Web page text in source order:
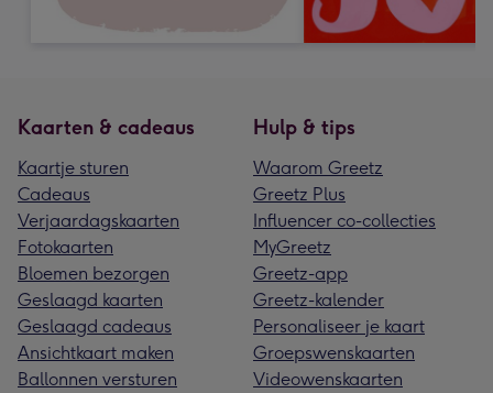
Kaarten & cadeaus
Kaartje sturen
Cadeaus
Verjaardagskaarten
Fotokaarten
Bloemen bezorgen
Geslaagd kaarten
Geslaagd cadeaus
Ansichtkaart maken
Ballonnen versturen
Hulp & tips
Waarom Greetz
Greetz Plus
Influencer co-collecties
MyGreetz
Greetz-app
Greetz-kalender
Personaliseer je kaart
Groepswenskaarten
Videowenskaarten